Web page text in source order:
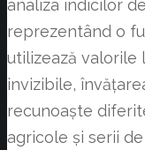
analiza indicilor
reprezentând o
utilizează valorile
invizibile,
recunoaște
agricole și serii